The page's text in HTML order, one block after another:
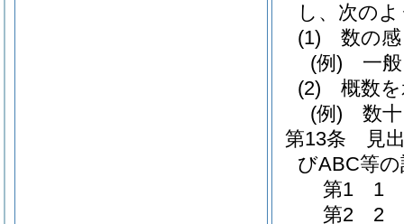
し、次の
(1)
数の
(例) 一
(2)
概数
(例) 数
第13条
見
びABC等
第1 1
第2 2